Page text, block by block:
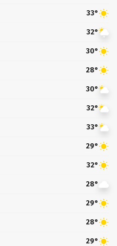
33°
32°
30°
28°
30°
32°
33°
29°
32°
28°
29°
28°
29°